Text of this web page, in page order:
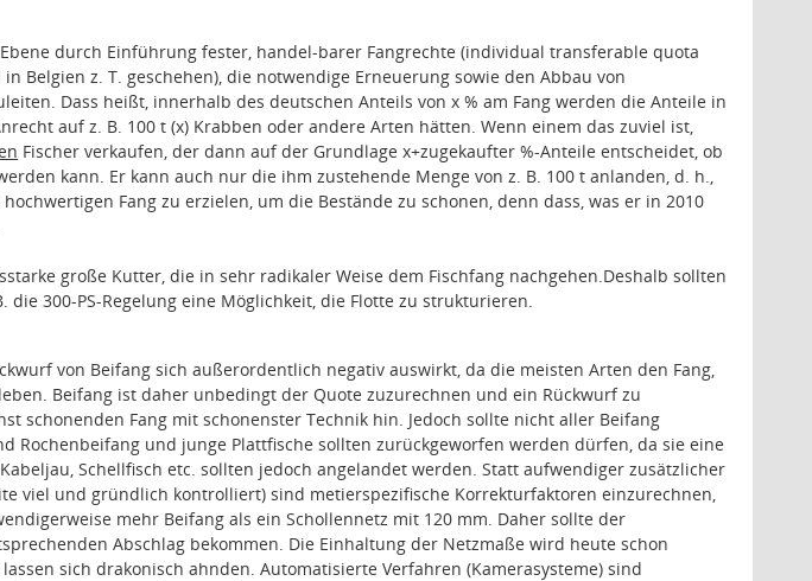
durch Einführung fester, handel-barer Fangrechte (individual transferable quota
Belgien z. T. geschehen), die notwendige Erneuerung sowie den Abbau von
Dass heißt, innerhalb des deutschen Anteils von x % am Fang werden die Anteile in
auf z. B. 100 t (x) Krabben oder andere Arten hätten. Wenn einem das zuviel ist,
Fischer verkaufen, der dann auf der Grundlage x+zugekaufter %-Anteile entscheidet, ob
kann. Er kann auch nur die ihm zustehende Menge von z. B. 100 t anlanden, d. h.,
Fang zu erzielen, um die Bestände zu schonen, denn dass, was er in 2010
große Kutter, die in sehr radikaler Weise dem Fischfang nachgehen.Deshalb sollten
die 300-PS-Regelung eine Möglichkeit, die Flotte zu strukturieren.
von Beifang sich außerordentlich negativ auswirkt, da die meisten Arten den Fang,
Beifang ist daher unbedingt der Quote zuzurechnen und ein Rückwurf zu
schonenden Fang mit schonenster Technik hin. Jedoch sollte nicht aller Beifang
Rochenbeifang und junge Plattfische sollten zurückgeworfen werden dürfen, da sie eine
Schellfisch etc. sollten jedoch angelandet werden. Statt aufwendiger zusätzlicher
viel und gründlich kontrolliert) sind metierspezifische Korrekturfaktoren einzurechnen,
mehr Beifang als ein Schollennetz mit 120 mm. Daher sollte der
Abschlag bekommen. Die Einhaltung der Netzmaße wird heute schon
sich drakonisch ahnden. Automatisierte Verfahren (Kamerasysteme) sind